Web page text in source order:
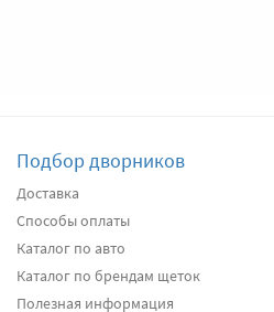
Подбор дворников
Доставка
Способы оплаты
Каталог по авто
Каталог по брендам щеток
Полезная информация